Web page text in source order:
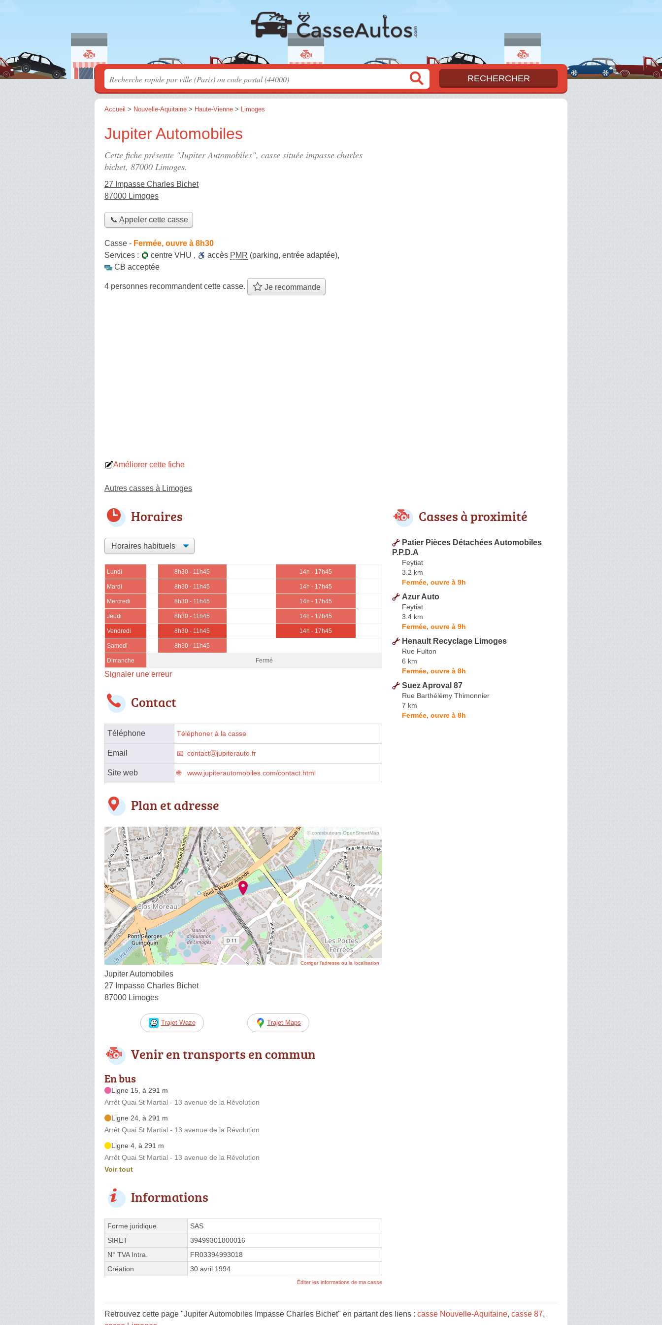
Accueil > Nouvelle-Aquitaine > Haute-Vienne > Limoges
Jupiter Automobiles
Cette fiche présente "Jupiter Automobiles", casse située impasse charles
bichet, 87000 Limoges.
27 Impasse Charles Bichet
87000 Limoges
📞 Appeler cette casse
Casse - Fermée, ouvre à 8h30
Services :
centre VHU , accès PMR (parking, entrée adaptée),
CB acceptée
4 personnes recommandentcette casse. Je recommande
Améliorer cette fiche
Autres casses à Limoges
Horaires
Lundi 8h30 - 11h45 14h - 17h45
Mardi 8h30 - 11h45 14h - 17h45
Mercredi 8h30 - 11h45 14h - 17h45
Jeudi 8h30 - 11h45 14h - 17h45
Vendredi 8h30 - 11h45 14h - 17h45
Samedi 8h30 - 11h45
Dimanche Fermé
Signaler une erreur
Contact
Téléphone Téléphoner à la casse
Email contactⓐjupiterauto.fr
Site web www.jupiterautomobiles.com/contact.html
Plan et adresse
© contributeurs OpenStreetMap
Corriger l’adresse ou la localisation
Jupiter Automobiles
27 Impasse Charles Bichet
87000 Limoges
Trajet Waze Trajet Maps
Venir en transports en commun
En bus
Ligne 15, à 291 m
Arrêt Quai St Martial - 13 avenue de la Révolution
Ligne 24, à 291 m
Arrêt Quai St Martial - 13 avenue de la Révolution
Ligne 4, à 291 m
Arrêt Quai St Martial - 13 avenue de la Révolution
Voir tout
Informations
Forme juridique
SAS
SIRET
39499301800016
N° TVA Intra.
FR03394993018
Création
30 avril 1994
Éditer les informations de ma casse
Casses à proximité
Patier Pièces Détachées Automobiles
P.P.D.A
Feytiat
3.2 km
Fermée, ouvre à 9h
Azur Auto
Feytiat
3.4 km
Fermée, ouvre à 9h
Henault Recyclage Limoges
Rue Fulton
6 km
Fermée, ouvre à 8h
Suez Aproval 87
Rue Barthélémy Thimonnier
7 km
Fermée, ouvre à 8h
Retrouvez cette page "Jupiter Automobiles Impasse Charles Bichet" en partant des liens : casse Nouvelle-Aquitaine, casse 87,